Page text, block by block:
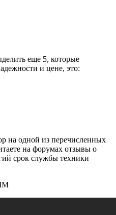
еще 5, которые
и цене, это:
на одной из перечисленных
на форумах отзывы о
срок службы техники